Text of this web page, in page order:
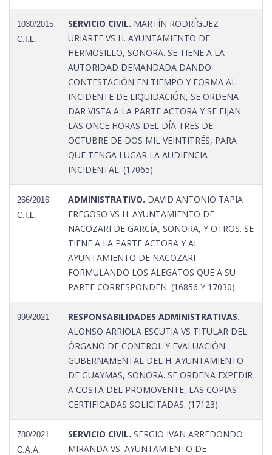
1030/2015
C.I.L.
SERVICIO CIVIL. MARTÍN RODRÍGUEZ
URIARTE VS H. AYUNTAMIENTO DE
HERMOSILLO, SONORA. SE TIENE A LA
AUTORIDAD DEMANDADA DANDO
CONTESTACIÓN EN TIEMPO Y FORMA AL
INCIDENTE DE LIQUIDACIÓN, SE ORDENA
DAR VISTA A LA PARTE ACTORA Y SE FIJAN
LAS ONCE HORAS DEL DÍA TRES DE
OCTUBRE DE DOS MIL VEINTITRÉS, PARA
QUE TENGA LUGAR LA AUDIENCIA
INCIDENTAL. (17065).
266/2016
C.I.L.
ADMINISTRATIVO. DAVID ANTONIO TAPIA
FREGOSO VS H. AYUNTAMIENTO DE
NACOZARI DE GARCÍA, SONORA, Y OTROS. SE
TIENE A LA PARTE ACTORA Y AL
AYUNTAMIENTO DE NACOZARI
FORMULANDO LOS ALEGATOS QUE A SU
PARTE CORRESPONDEN. (16856 Y 17030).
999/2021
RESPONSABILIDADES ADMINISTRATIVAS.
ALONSO ARRIOLA ESCUTIA VS TITULAR DEL
ÓRGANO DE CONTROL Y EVALUACIÓN
GUBERNAMENTAL DEL H. AYUNTAMIENTO
DE GUAYMAS, SONORA. SE ORDENA EXPEDIR
A COSTA DEL PROMOVENTE, LAS COPIAS
CERTIFICADAS SOLICITADAS. (17123).
780/2021
C.A.A.
SERVICIO CIVIL. SERGIO IVAN ARREDONDO
MIRANDA VS. AYUNTAMIENTO DE